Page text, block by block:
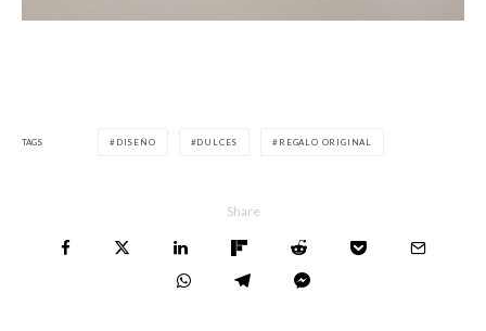
TAGS DISEÑO DULCES REGALO ORIGINAL
Share